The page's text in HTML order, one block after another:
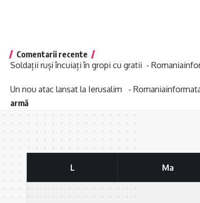
Comentarii recente
Soldații ruși încuiați în gropi cu gratii -
Un nou atac lansat la Ierusalim -
armă
L Ma